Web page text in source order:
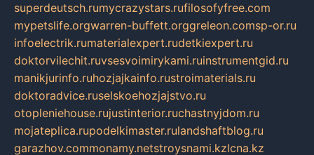
superdeutsch.rumycrazystars.rufilosofyfree.com
mypetslife.orgwarren-buffett.orggreleon.comsp-or.ru
infoelectrik.rumaterialexpert.rudetkiexpert.ru
doktorvilechit.ruvsesvoimirykami.ruinstrumentgid.ru
manikjurinfo.ruhozjajkainfo.rustroimaterials.ru
doktoradvice.ruselskoehozjajstvo.ru
otopleniehouse.rujustinterior.ruchastnyjdom.ru
mojateplica.rupodelkimaster.rulandshaftblog.ru
garazhov.commonamy.netstroysnami.kzlcna.kz